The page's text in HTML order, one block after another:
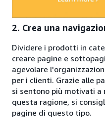
2. Crea una
Dividere i prodotti in
creare pagine e
agevolare
per i clienti. Grazie alle
si sentono più motivati a
questa ragione, si
pagine di questo tipo.